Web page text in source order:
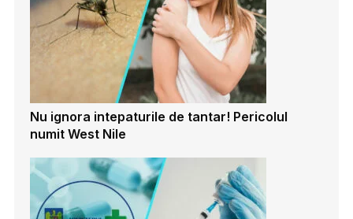
Nu ignora intepaturile de tantar! Pericolul
numit West Nile